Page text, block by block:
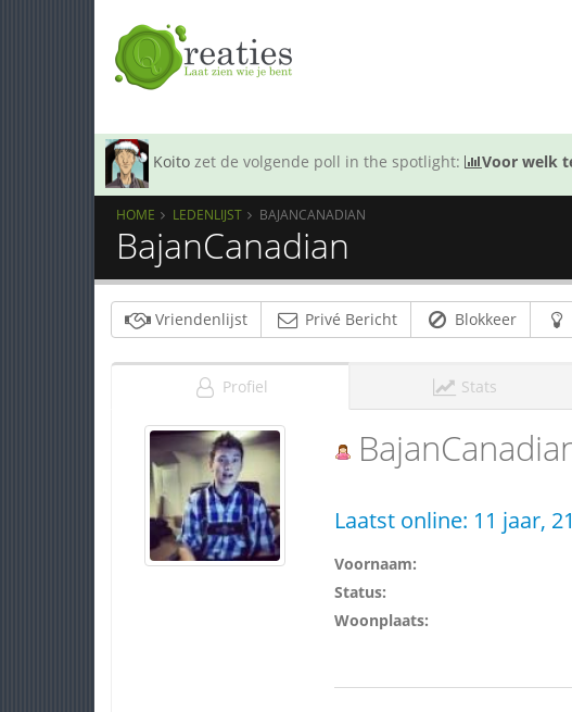
Koito zet de volgende poll in the spotlight: Voor welk
HOME LEDENLIJST BAJANCANADIAN
BajanCanadian
Vriendenlijst Privé Bericht Blokkeer
Profiel Stats
Laatst online: 11 jaar,
Voornaam:
Status:
Woonplaats: